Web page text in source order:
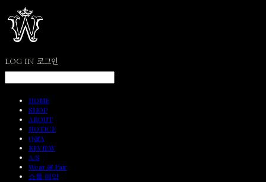
LOG IN 로그인
HOME
SHOP
ABOUT
NOTICE
Q&A
REVIEW
A/S
Wear & Pair
쇼룸 예약